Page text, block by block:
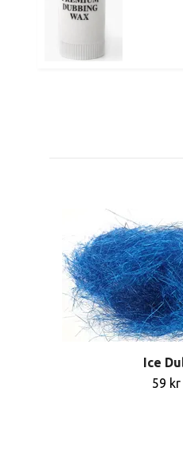
Ice
59 kr